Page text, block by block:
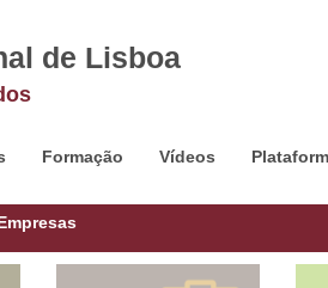
de Lisboa
Formação Vídeos